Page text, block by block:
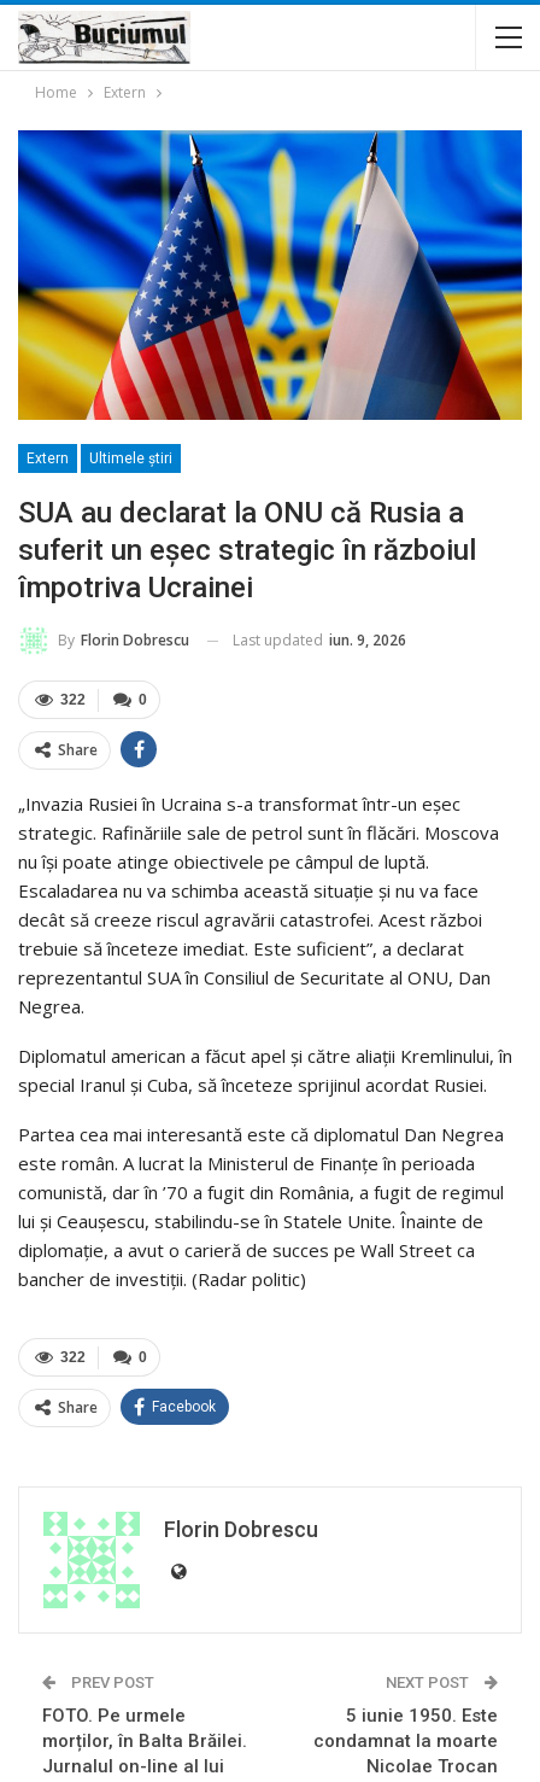
Home Extern
Extern Ultimele ştiri
SUA au declarat la ONU că Rusia a
suferit un eșec strategic în războiul
împotriva Ucrainei
By Florin Dobrescu Last updated iun. 9, 2026
0
322
Share
„Invazia Rusiei în Ucraina s-a transformat într-un eșec
strategic. Rafinăriile sale de petrol sunt în flăcări. Moscova
nu își poate atinge obiectivele pe câmpul de luptă.
Escaladarea nu va schimba această situație și nu va face
decât să creeze riscul agravării catastrofei. Acest război
trebuie să înceteze imediat. Este suficient”, a declarat
reprezentantul SUA în Consiliul de Securitate al ONU, Dan
Negrea.
Diplomatul american a făcut apel și către aliații Kremlinului, în
special Iranul și Cuba, să înceteze sprijinul acordat Rusiei.
Partea cea mai interesantă este că diplomatul Dan Negrea
este român. A lucrat la Ministerul de Finanțe în perioada
comunistă, dar în ’70 a fugit din România, a fugit de regimul
lui și Ceaușescu, stabilindu-se în Statele Unite. Înainte de
diplomație, a avut o carieră de succes pe Wall Street ca
bancher de investiții. (Radar politic)
0
322
Share Facebook
Florin Dobrescu
PREV POST
FOTO. Pe urmele
morților, în Balta Brăilei.
Jurnalul on-line al lui
NEXT POST
5 iunie 1950. Este
condamnat la moarte
Nicolae Trocan